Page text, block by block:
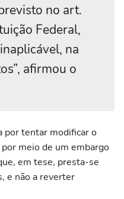
no art.
Federal,
na
afirmou o
por tentar modificar o
meio de um embargo
em tese, presta-se
e não a reverter